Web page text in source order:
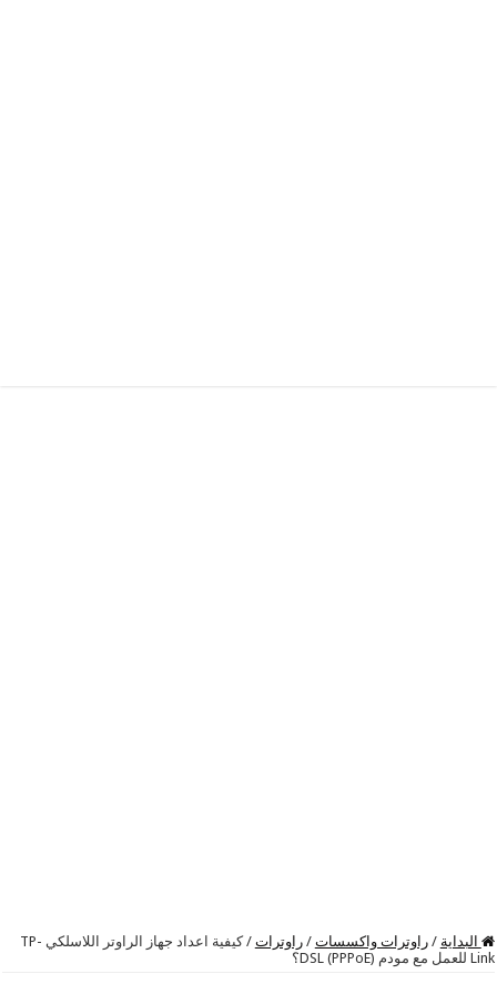
البداية / راوترات واكسسات / راوترات /
كيفية اعداد جهاز الراوتر اللاسلكي TP-
Link للعمل مع مودم DSL (PPPoE)؟